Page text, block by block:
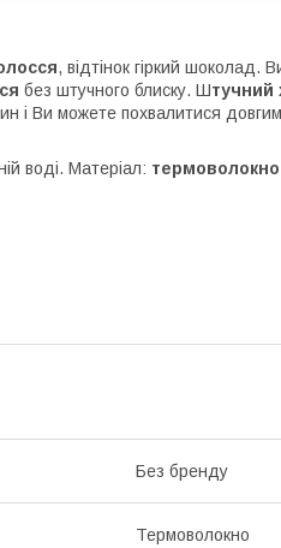
, відтінок гіркий шоколад.
без штучного блиску. Штучний
і Ви можете похвалитися
воді. Матеріал: термоволокно
Без бренду
Термоволокно